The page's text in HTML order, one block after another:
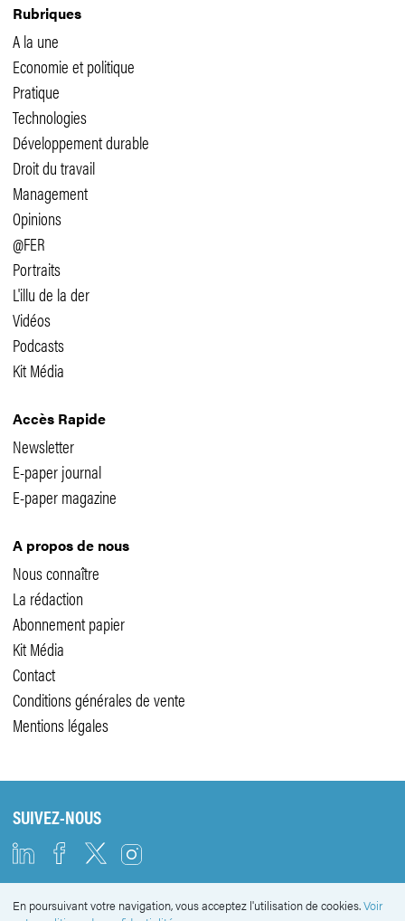
Rubriques
A la une
Economie et politique
Pratique
Technologies
Développement durable
Droit du travail
Management
Opinions
@FER
Portraits
L'illu de la der
Vidéos
Podcasts
Kit Média
Accès Rapide
Newsletter
E-paper journal
E-paper magazine
A propos de nous
Nous connaître
La rédaction
Abonnement papier
Kit Média
Contact
Conditions générales de vente
Mentions légales
SUIVEZ-NOUS
En poursuivant votre navigation, vous acceptez l'utilisation de cookies.Voir